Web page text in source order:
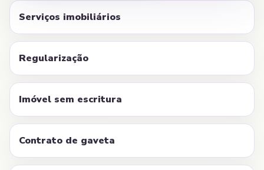
Serviços imobiliários
Regularização
Imóvel sem escritura
Contrato de gaveta